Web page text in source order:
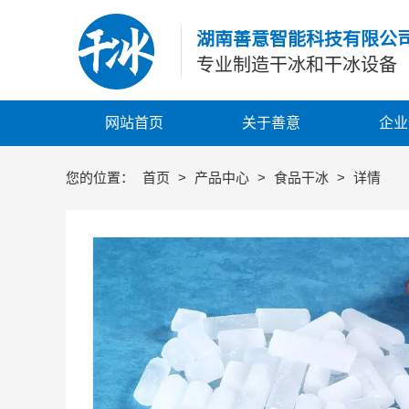
网站首页 关于善意 企
湖南善意智能科技有限公
专业制造干冰和干冰设备
您的位置： 首页 > 产品中心 > 食品干冰 > 详情